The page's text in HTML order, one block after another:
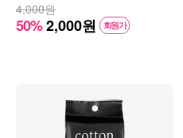
4,000원
50%2,000원 회원가